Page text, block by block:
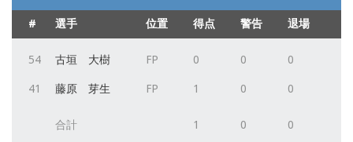
# 選手 位置 得点 警告 退場
54 古垣 大樹 FP 0 0 0
41 藤原 芽生 FP 1 0 0
合計 1 0 0